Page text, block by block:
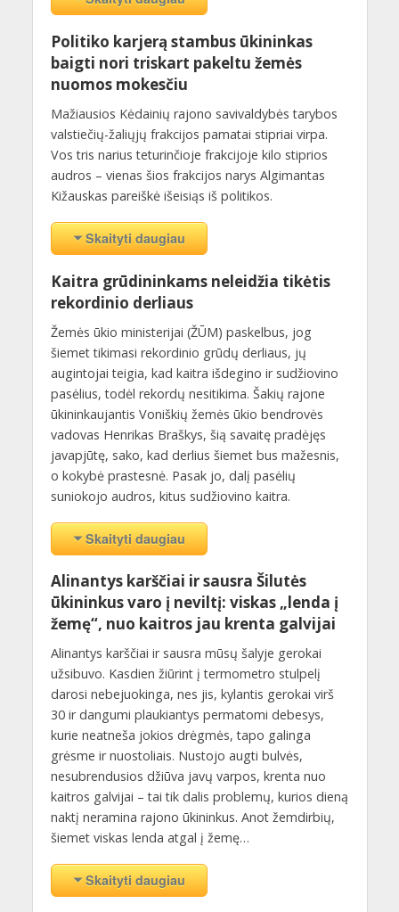
Politiko karjerą stambus ūkininkas
baigti nori triskart pakeltu žemės
nuomos mokesčiu
Mažiausios Kėdainių rajono savivaldybės tarybos
valstiečių-žaliųjų frakcijos pamatai stipriai virpa.
Vos tris narius teturinčioje frakcijoje kilo stiprios
audros – vienas šios frakcijos narys Algimantas
Kižauskas pareiškė išeisiąs iš politikos.
Skaityti daugiau
Kaitra grūdininkams neleidžia tikėtis
rekordinio derliaus
Žemės ūkio ministerijai (ŽŪM) paskelbus, jog
šiemet tikimasi rekordinio grūdų derliaus, jų
augintojai teigia, kad kaitra išdegino ir sudžiovino
pasėlius, todėl rekordų nesitikima. Šakių rajone
ūkininkaujantis Voniškių žemės ūkio bendrovės
vadovas Henrikas Braškys, šią savaitę pradėjęs
javapjūtę, sako, kad derlius šiemet bus mažesnis,
o kokybė prastesnė. Pasak jo, dalį pasėlių
suniokojo audros, kitus sudžiovino kaitra.
Skaityti daugiau
Alinantys karščiai ir sausra Šilutės
ūkininkus varo į neviltį: viskas „lenda į
žemę“, nuo kaitros jau krenta galvijai
Alinantys karščiai ir sausra mūsų šalyje gerokai
užsibuvo. Kasdien žiūrint į termometro stulpelį
darosi nebejuokinga, nes jis, kylantis gerokai virš
30 ir dangumi plaukiantys permatomi debesys,
kurie neatneša jokios drėgmės, tapo galinga
grėsme ir nuostoliais. Nustojo augti bulvės,
nesubrendusios džiūva javų varpos, krenta nuo
kaitros galvijai – tai tik dalis problemų, kurios dieną
naktį neramina rajono ūkininkus. Anot žemdirbių,
šiemet viskas lenda atgal į žemę…
Skaityti daugiau